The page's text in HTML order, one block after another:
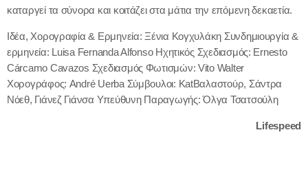
EVENTS
Current Show
καταργεί τα σύνορα και κοιτάζει στα μάτια την επόμενη δεκαετία.
Ιδέα, Χορογραφία & Ερμηνεία: Ξένια Κογχυλάκη Συνδημιουργία &
ερμηνεία: Luisa Fernanda Alfonso Ηχητικός Σχεδιασμός: Ernesto
Cárcamo Cavazos Σχεδιασμός Φωτισμών: Vito Walter
Χορογράφος: André Uerba Σύμβουλοι: KatΒαλαστούρ, Σάντρα
Νόεθ, Γιάνεζ Γιάνσα Υπεύθυνη Παραγωγής: Όλγα Τσατσούλη
Lifespeed